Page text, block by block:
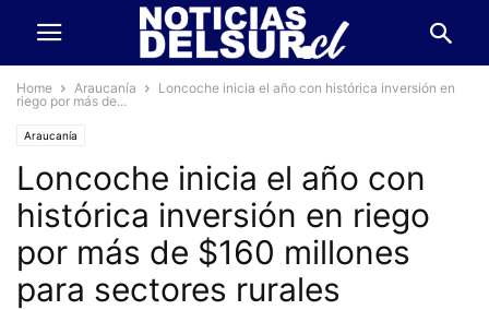
Home Araucanía
Loncoche inicia el año con histórica inversión en
riego por más de...
Araucanía
Loncoche inicia el año con
histórica inversión en riego
por más de $160 millones
para sectores rurales